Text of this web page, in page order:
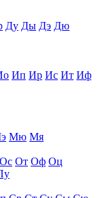
Ду Ды Дэ Дю
Ип Ир Ис Ит Иф
Мю Мя
Ос От Оф Оц